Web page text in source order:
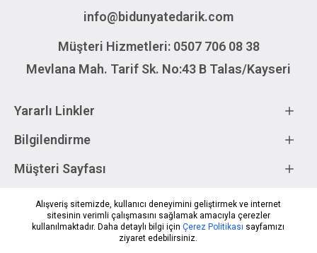
info@bidunyatedarik.com
Müşteri Hizmetleri: 0507 706 08 38
Mevlana Mah. Tarif Sk. No:43 B Talas/Kayseri
Yararlı Linkler
Bilgilendirme
Müşteri Sayfası
Alışveriş sitemizde, kullanıcı deneyimini geliştirmek ve internet
sitesinin verimli çalışmasını sağlamak amacıyla çerezler
kullanılmaktadır. Daha detaylı bilgi içinÇerez Politikası sayfamızı
ziyaret edebilirsiniz.